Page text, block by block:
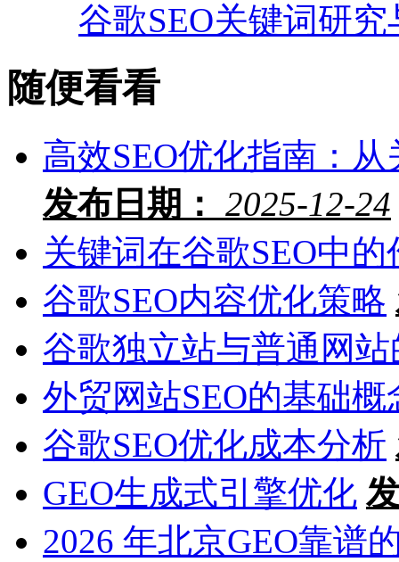
谷歌SEO关键词研究
随便看看
高效SEO优化指南：
发布日期： 2025-12-24
关键词在谷歌SEO中的
谷歌SEO内容优化策略
谷歌独立站与普通网
外贸网站SEO的基础概
谷歌SEO优化成本分析
GEO生成式引擎优化
2026 年北京GEO靠谱